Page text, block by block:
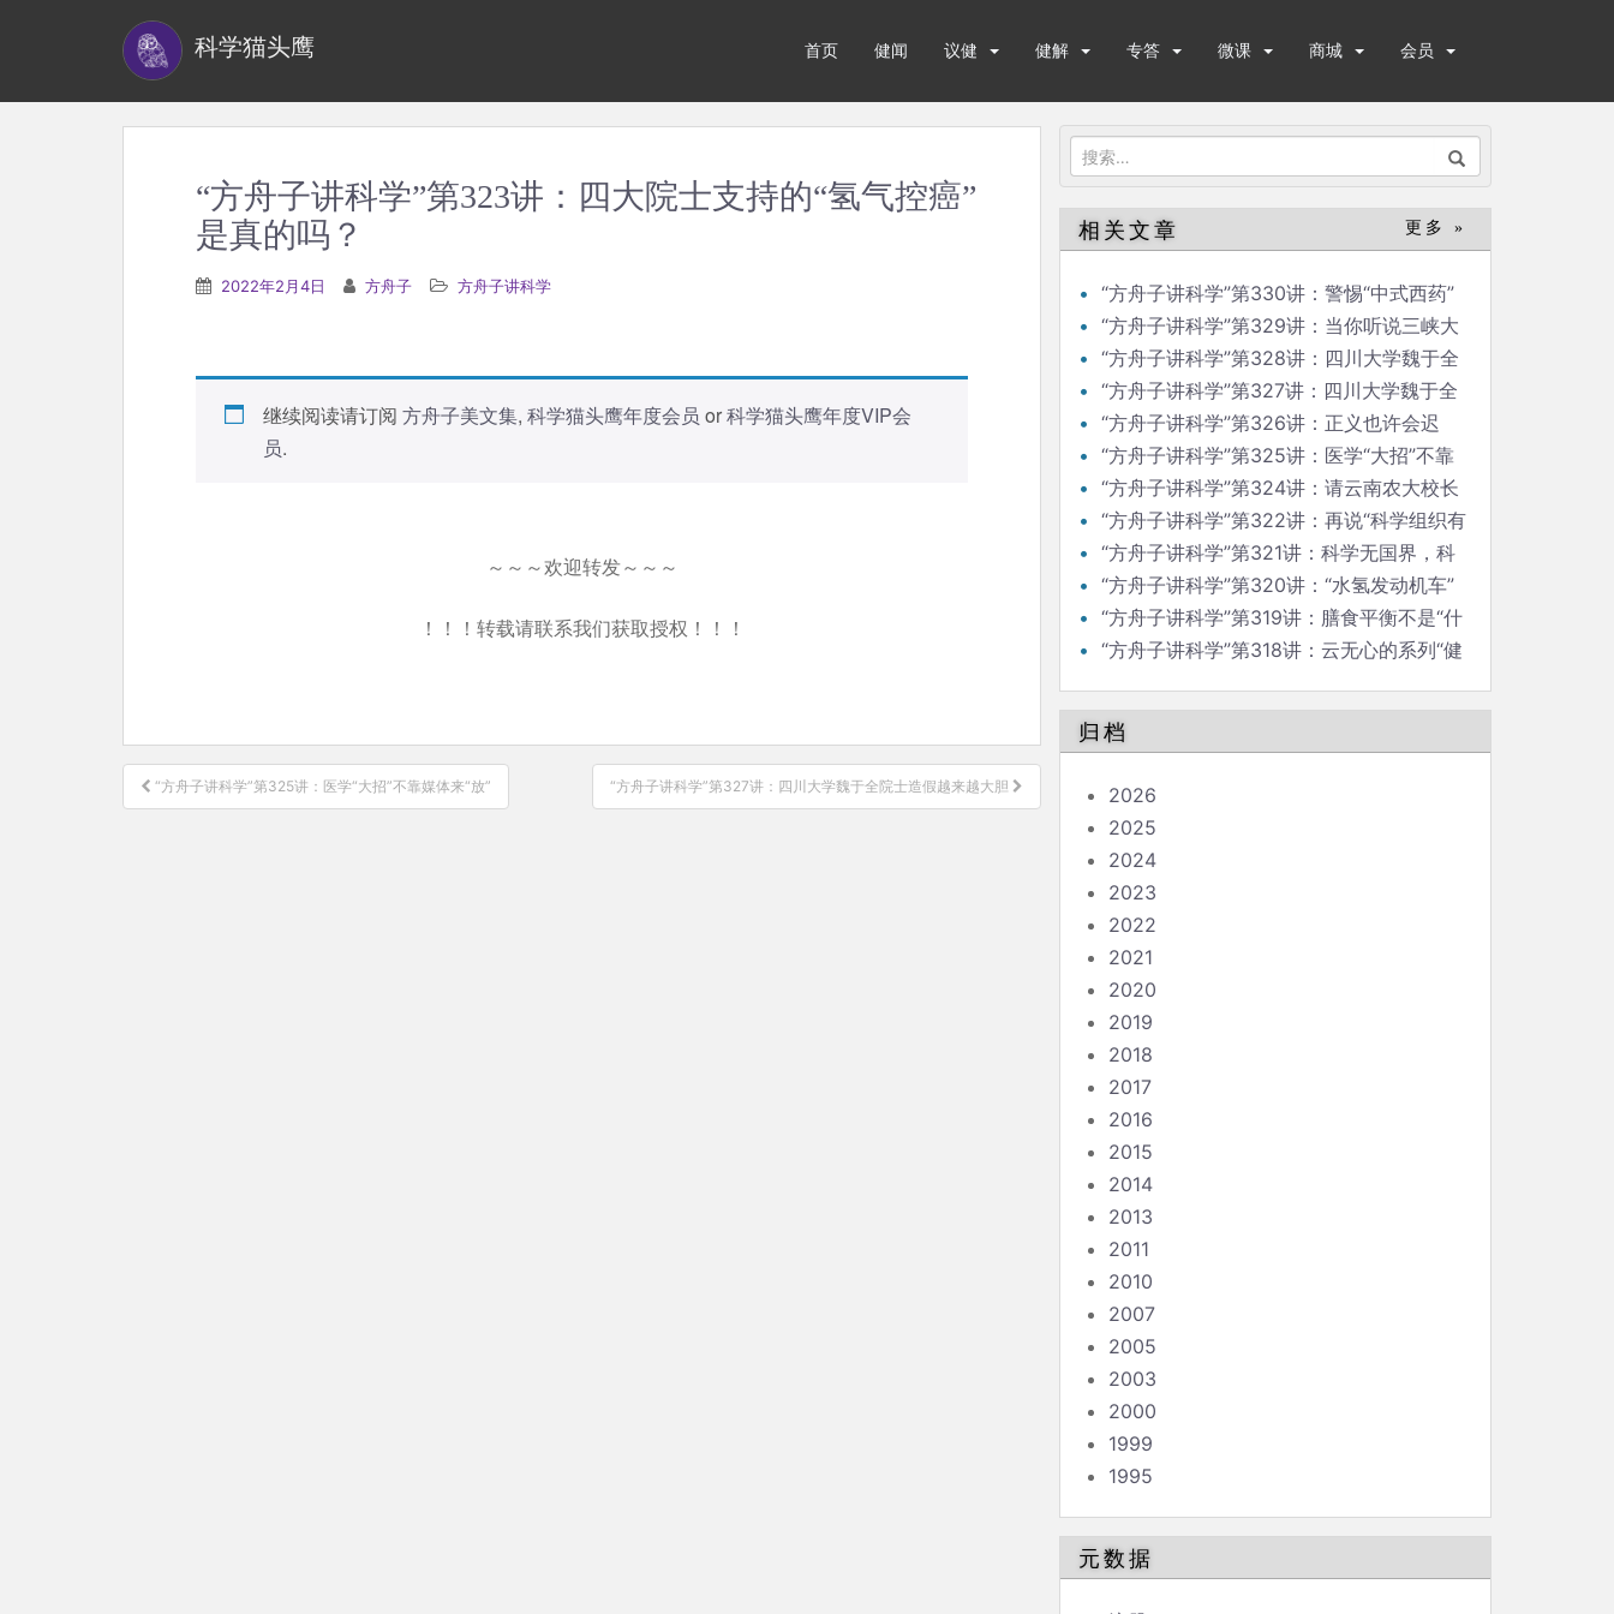
科学猫头鹰 首页 健闻 议健 健解 专答 微课 商城 会员
搜
索：
“方舟子讲科学”第323讲：四大院士支持的“氢气控癌”
是真的吗？
2022年2月4日 方舟子 方舟子讲科学
继续阅读请订阅 方舟子美文集, 科学猫头鹰年度会员 or科学猫头鹰年度VIP会
员.
～～～欢迎转发～～～
！！！转载请联系我们获取授权！！！
文
章
“方舟子讲科学”第325讲：医学“大招”不靠媒体来“放” “方舟子讲科学”第327讲：四川大学魏于全院士造假越来越大胆
相关文章 更多 »
“方舟子讲科学”第330讲：警惕“中式西药”
“方舟子讲科学”第329讲：当你听说三峡大
坝变形
“方舟子讲科学”第328讲：四川大学魏于全
院士比预料的还大胆
“方舟子讲科学”第327讲：四川大学魏于全
院士造假越来越大胆
“方舟子讲科学”第326讲：正义也许会迟
到，会不会缺席？
“方舟子讲科学”第325讲：医学“大招”不靠
媒体来“放”
“方舟子讲科学”第324讲：请云南农大校长
拿出检测普洱茶论文来
“方舟子讲科学”第322讲：再说“科学组织有
祖国”“方舟子讲科学”第321讲：科学无国界，科
学组织有祖国
“方舟子讲科学”第320讲：“水氢发动机车”
是不是骗局？
“方舟子讲科学”第319讲：膳食平衡不是“什
么都吃，什么都不多吃”
“方舟子讲科学”第318讲：云无心的系列“健
归档
2026
2025
2024
2023
2022
2021
2020
2019
2018
2017
2016
2015
2014
2013
2011
2010
2007
2005
2003
2000
1999
1995
元数据